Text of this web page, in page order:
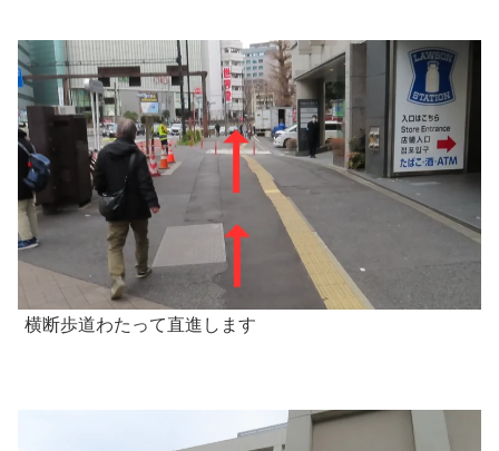
横断歩道わたって直進します